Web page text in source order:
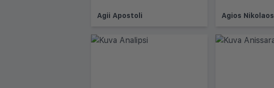
Agii Apostoli Agios Nikolaos